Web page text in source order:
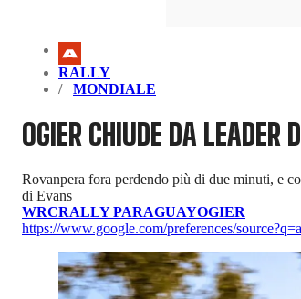
RALLY
MONDIALE
OGIER CHIUDE DA LEADER
Rovanpera fora perdendo più di due minuti, e
di Evans
WRCRALLY PARAGUAYOGIER
https://www.google.com/preferences/